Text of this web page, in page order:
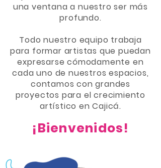
una ventana a nuestro ser más
profundo.
Todo nuestro equipo trabaja
para formar artistas que puedan
expresarse cómodamente en
cada uno de nuestros espacios,
contamos con grandes
proyectos para el crecimiento
artístico en Cajicá.
¡Bienvenidos!